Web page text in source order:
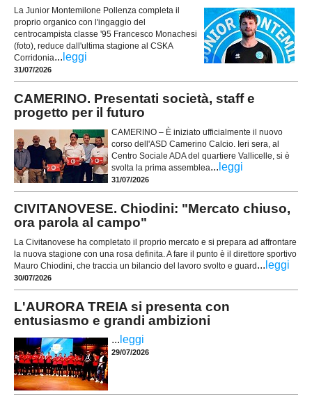
La Junior Montemilone Pollenza completa il
proprio organico con l'ingaggio del
centrocampista classe '95 Francesco Monachesi
(foto), reduce dall'ultima stagione al CSKA
Corridonia... leggi
31/07/2026
CAMERINO. Presentati società, staff e
progetto per il futuro
CAMERINO – È iniziato ufficialmente il nuovo
corso dell'ASD Camerino Calcio. Ieri sera, al
Centro Sociale ADA del quartiere Vallicelle, si è
svolta la prima assemblea... leggi
31/07/2026
CIVITANOVESE. Chiodini: "Mercato chiuso,
ora parola al campo"
La Civitanovese ha completato il proprio mercato e si prepara ad affrontare
la nuova stagione con una rosa definita. A fare il punto è il direttore sportivo
Mauro Chiodini, che traccia un bilancio del lavoro svolto e guard ... leggi
30/07/2026
L'AURORA TREIA si presenta con
entusiasmo e grandi ambizioni
... leggi
29/07/2026